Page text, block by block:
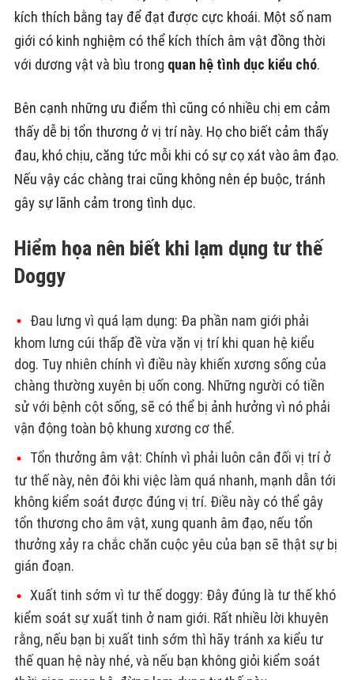
kích thích bằng tay để đạt được cực khoái. Một số nam
giới có kinh nghiệm có thể kích thích âm vật đồng thời
với dương vật và bìu trong quan hệ tình dục kiểu chó.
Bên cạnh những ưu điểm thì cũng có nhiều chị em cảm
thấy dễ bị tổn thương ở vị trí này. Họ cho biết cảm thấy
đau, khó chịu, căng tức mỗi khi có sự cọ xát vào âm đạo.
Nếu vậy các chàng trai cũng không nên ép buộc, tránh
gây sự lãnh cảm trong tình dục.
Hiểm họa nên biết khi lạm dụng tư thế
Doggy
Đau lưng vì quá lạm dụng: Đa phần nam giới phải
khom lưng cúi thấp đề vừa vặn vị trí khi quan hệ kiểu
dog. Tuy nhiên chính vì điều này khiến xương sống của
chàng thường xuyên bị uốn cong. Những người có tiền
sử với bệnh cột sống, sẽ có thể bị ảnh hưởng vì nó phải
vận động toàn bộ khung xương cơ thể.
Tổn thưởng âm vật: Chính vì phải luôn cân đối vị trí ở
tư thế này, nên đôi khi việc làm quá nhanh, mạnh dẫn tới
không kiểm soát được đúng vị trí. Điều này có thể gây
tổn thương cho âm vật, xung quanh âm đạo, nếu tổn
thưởng xảy ra chắc chăn cuộc yêu của bạn sẽ thật sự bị
gián đoạn.
Xuất tinh sớm vì tư thế doggy: Đây đúng là tư thế khó
kiểm soát sự xuất tinh ở nam giới. Rất nhiều lời khuyên
rằng, nếu bạn bị xuất tinh sớm thì hãy tránh xa kiểu tư
thế quan hệ này nhé, và nếu bạn không giỏi kiểm soát